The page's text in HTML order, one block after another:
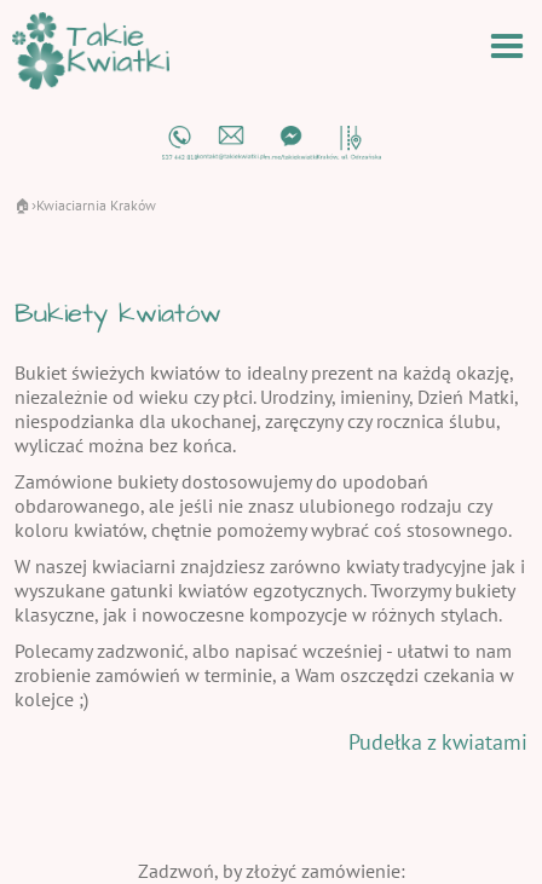
🏠 ›Kwiaciarnia Kraków
Bukiety kwiatów
Bukiet świeżych kwiatów to idealny prezent na każdą okazję,
niezależnie od wieku czy płci. Urodziny, imieniny, Dzień Matki,
niespodzianka dla ukochanej, zaręczyny czy rocznica ślubu,
wyliczać można bez końca.
Zamówione bukiety dostosowujemy do upodobań
obdarowanego, ale jeśli nie znasz ulubionego rodzaju czy
koloru kwiatów, chętnie pomożemy wybrać coś stosownego.
W naszej kwiaciarni znajdziesz zarówno kwiaty tradycyjne jak i
wyszukane gatunki kwiatów egzotycznych. Tworzymy bukiety
klasyczne, jak i nowoczesne kompozycje w różnych stylach.
Polecamy zadzwonić, albo napisać wcześniej - ułatwi to nam
zrobienie zamówień w terminie, a Wam oszczędzi czekania w
kolejce ;)
Pudełka z kwiatami
Zadzwoń, by złożyć zamówienie: